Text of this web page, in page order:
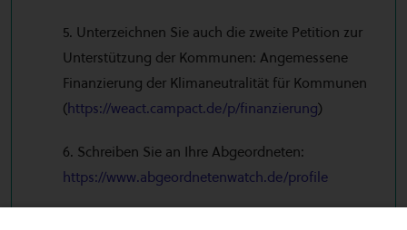
5. Unterzeichnen Sie auch die zweite Petition zur
Unterstützung der Kommunen: Angemessene
Finanzierung der Klimaneutralität für Kommunen
(https://weact.campact.de/p/finanzierung)
6. Schreiben Sie an Ihre Abgeordneten:
https://www.abgeordnetenwatch.de/profile